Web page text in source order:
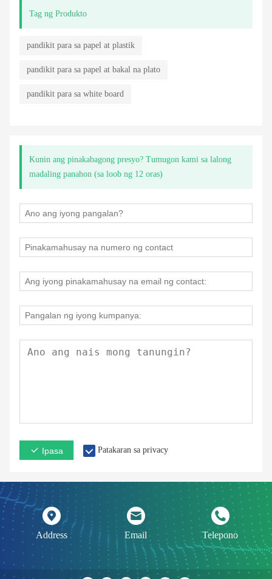
Tag ng Produkto
pandikit para sa papel at plastik
pandikit para sa papel at bakal na plato
pandikit para sa white board
Kunin ang pinakabagong presyo? Tumugon kami sa lalong
madaling panahon (sa loob ng 12 oras)
Ipasa Patakaran sa privacy
Address Email Telepono